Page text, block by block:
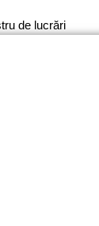
de lucrări